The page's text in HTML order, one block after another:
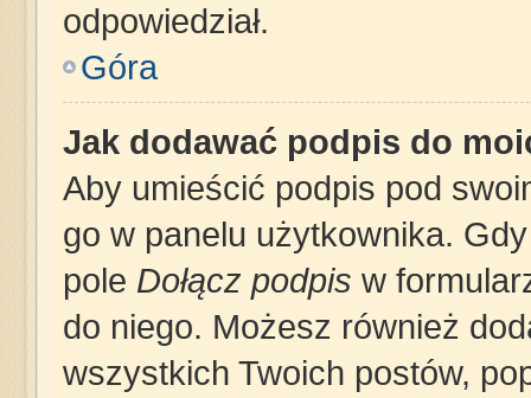
odpowiedział.
Góra
Jak dodawać podpis do
Aby umieścić podpis pod
go w panelu użytkownika.
pole Dołącz podpis w
do niego. Możesz również
wszystkich Twoich postów,